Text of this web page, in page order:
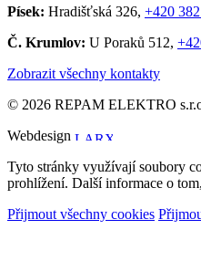
Písek: Hradišťská 326, +420
Č. Krumlov: U Poraků 512,
Zobrazit všechny kontakty
© 2026 REPAM ELEKTRO
Webdesign
Tyto stránky využívají soubory
prohlížení. Další informace o tom,
Přijmout všechny cookies